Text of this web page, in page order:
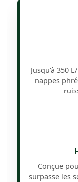
Jusqu'à 350
nappes
Conçue
surpasse les